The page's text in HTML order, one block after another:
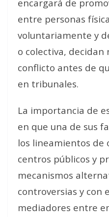
encargará de
entre personas
voluntariamente y
o colectiva, decidan
conflicto antes de
en tribunales.
La importancia de
en que una de sus
los lineamientos de
centros públicos y
mecanismos
controversias y con
mediadores entre